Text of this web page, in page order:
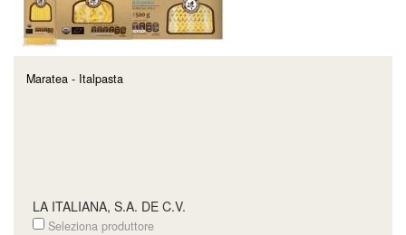
Maratea - Italpasta
LA ITALIANA, S.A. DE C.V.
Seleziona produttore